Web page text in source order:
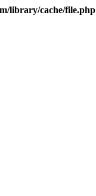
library/cache/file.php